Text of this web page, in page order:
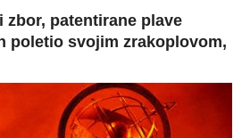
patentirane plave
poletio svojim zrakoplovom,